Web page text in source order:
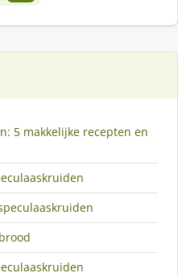
5 makkelijke recepten en